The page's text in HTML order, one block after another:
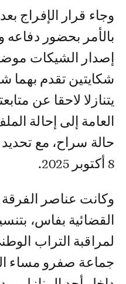
وجاء قرار الإفراج بعد استنطاق المعني
بالأمر بحضور دفاعه
إصدار الشيكات
شكايتين تقدم
يتنازلا لاحقا عن
العامة إلى إحالة
حالة سراح، مع
8 أكتوبر 2025.
وكانت عناصر
القضائية بفاس،
لمراقبة التراب